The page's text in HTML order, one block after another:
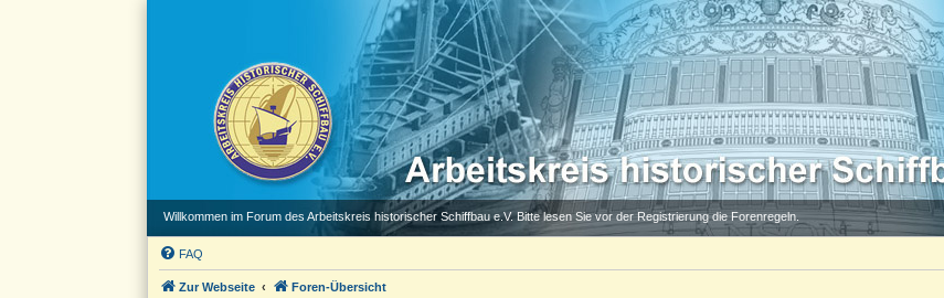
Willkommen im Forum des Arbeitskreis historischer Schiffbau e.V. Bitte lesen Sie vor der Registrierung die Forenregeln.
FAQ
Zur Webseite Foren-Übersicht